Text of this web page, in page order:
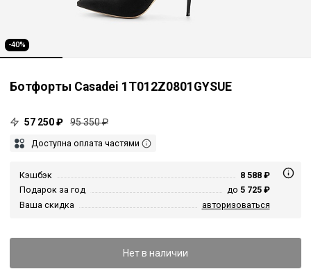
-40%
Ботфорты Casadei 1T012Z0801GYSUE
57 250 ₽ 95 350 ₽
Доступна оплата частями
Кэшбэк
8 588 ₽
Подарок за год
до 5 725 ₽
Ваша скидка
авторизоваться
Нет в наличии